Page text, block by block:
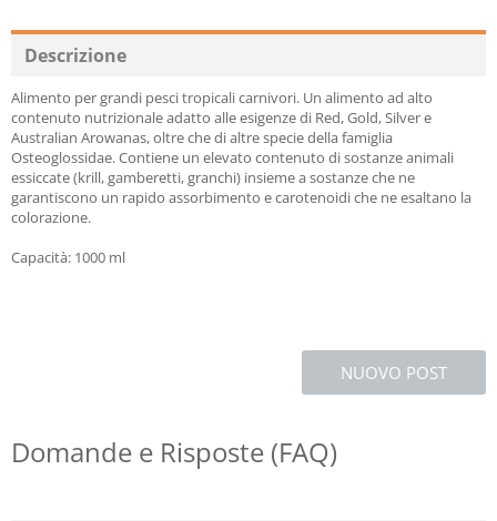
Descrizione
Alimento per grandi pesci tropicali carnivori. Un alimento ad alto
contenuto nutrizionale adatto alle esigenze di Red, Gold, Silver e
Australian Arowanas, oltre che di altre specie della famiglia
Osteoglossidae. Contiene un elevato contenuto di sostanze animali
essiccate (krill, gamberetti, granchi) insieme a sostanze che ne
garantiscono un rapido assorbimento e carotenoidi che ne esaltano la
colorazione.
Capacità: 1000 ml
NUOVO POST
Domande e Risposte (FAQ)